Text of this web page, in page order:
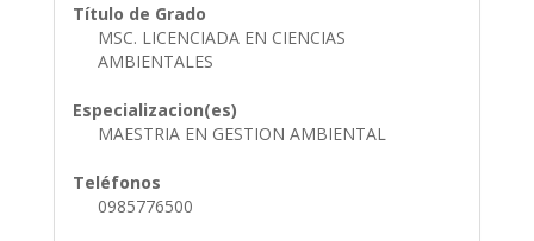
Título de Grado
MSC. LICENCIADA EN CIENCIAS
AMBIENTALES
Especializacion(es)
MAESTRIA EN GESTION AMBIENTAL
Teléfonos
0985776500